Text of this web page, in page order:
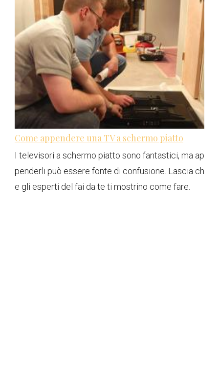
Come appendere una TV a schermo piatto
I televisori a schermo piatto sono fantastici, ma ap
penderli può essere fonte di confusione. Lascia ch
e gli esperti del fai da te ti mostrino come fare.